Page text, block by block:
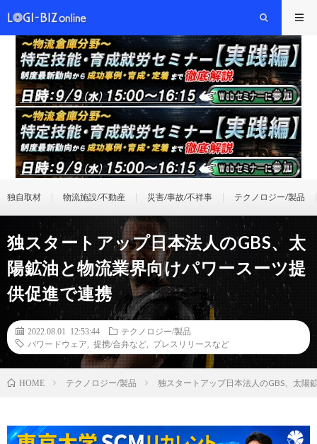
独自取材 物流施設/不動産 災害/事故/不祥事 テクノロジー/製品
独スタートアップ日本法人のGBS、太
陽鉱油と物流業界向けパワースーツ提
供促進で連携
2022.08.01 12:53:44
テクノロジー/製品
パワードウェア
提携/合弁など プレスリリースなど
HOME テクノロジー/製品 独スタートアップ日本法人のGBS、太陽